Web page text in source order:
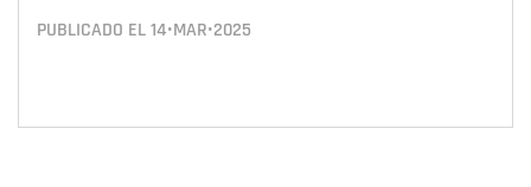
PUBLICADO EL14•MAR•2025